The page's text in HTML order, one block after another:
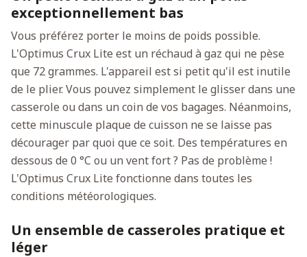
exceptionnellement bas
Vous préférez porter le moins de poids possible.
L'Optimus Crux Lite est un réchaud à gaz qui ne pèse
que 72 grammes. L'appareil est si petit qu'il est inutile
de le plier. Vous pouvez simplement le glisser dans une
casserole ou dans un coin de vos bagages. Néanmoins,
cette minuscule plaque de cuisson ne se laisse pas
décourager par quoi que ce soit. Des températures en
dessous de 0 °C ou un vent fort ? Pas de problème !
L'Optimus Crux Lite fonctionne dans toutes les
conditions météorologiques.
Un ensemble de casseroles pratique et
léger